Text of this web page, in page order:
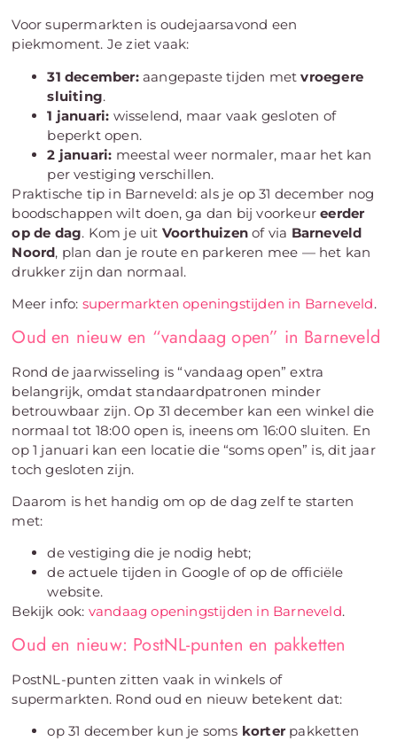
Voor supermarkten is oudejaarsavond een
piekmoment. Je ziet vaak:
31 december:aangepaste tijden metvroegere
sluiting.
1 januari: wisselend, maar vaak gesloten of
beperkt open.
2 januari: meestal weer normaler, maar het kan
per vestiging verschillen.
Praktische tip in Barneveld: als je op 31 december nog
boodschappen wilt doen, ga dan bij voorkeureerder
op de dag. Kom je uit Voorthuizen of via Barneveld
Noord, plan dan je route en parkeren mee — het kan
drukker zijn dan normaal.
Meer info: supermarkten openingstijden in Barneveld.
Oud en nieuw en “vandaag open” in Barneveld
Rond de jaarwisseling is “vandaag open” extra
belangrijk, omdat standaardpatronen minder
betrouwbaar zijn. Op 31 december kan een winkel die
normaal tot 18:00 open is, ineens om 16:00 sluiten. En
op 1 januari kan een locatie die “soms open” is, dit jaar
toch gesloten zijn.
Daarom is het handig om op de dag zelf te starten
met:
de vestiging die je nodig hebt;
de actuele tijden in Google of op de officiële
website.
Bekijk ook: vandaag openingstijden in Barneveld.
Oud en nieuw: PostNL-punten en pakketten
PostNL-punten zitten vaak in winkels of
supermarkten. Rond oud en nieuw betekent dat:
op 31 december kun je soms korter pakketten